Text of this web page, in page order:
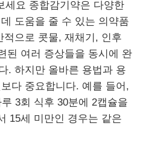
세요 종합감기약은 다양한
도움을 줄 수 있는 의약품
적으로 콧물, 재채기, 인후
된 여러 증상들을 동시에 완
. 하지만 올바른 용법과 용
다 중요합니다. 예를 들어,
3회 식후 30분에 2캡슐을
15세 미만인 경우는 같은